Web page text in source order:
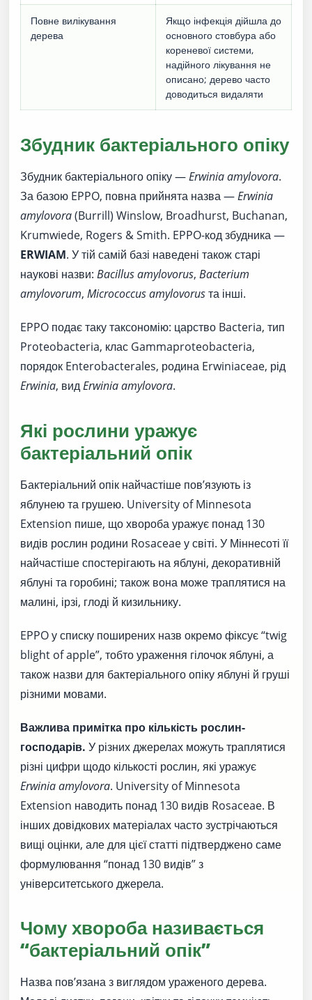
Повне вилікування
дерева
Якщо інфекція дійшла до
основного стовбура або
кореневої системи,
надійного лікування не
описано; дерево часто
доводиться видаляти
Збудник бактеріального опіку
Збудник бактеріального опіку —Erwinia amylovora.
За базою EPPO, повна прийнята назва —Erwinia
amylovora(Burrill) Winslow, Broadhurst, Buchanan,
Krumwiede, Rogers & Smith. EPPO-код збудника —
ERWIAM. У тій самій базі наведені також старі
наукові назви: Bacillus amylovorus, Bacterium
amylovorum, Micrococcus amylovorusта інші.
EPPO подає таку таксономію: царство Bacteria, тип
Proteobacteria, клас Gammaproteobacteria,
порядок Enterobacterales, родина Erwiniaceae, рід
Erwinia, видErwinia amylovora.
Які рослини уражує
бактеріальний опік
Бактеріальний опік найчастіше пов’язують із
яблунею та грушею. University of Minnesota
Extension пише, що хвороба уражує понад 130
видів рослин родини Rosaceae у світі. У Міннесоті її
найчастіше спостерігають на яблуні, декоративній
яблуні та горобині; також вона може траплятися на
малині, ірзі, глоді й кизильнику.
EPPO у списку поширених назв окремо фіксує “twig
blight of apple”, тобто ураження гілочок яблуні, а
також назви для бактеріального опіку яблуні й груші
різними мовами.
Важлива примітка про кількість рослин-
господарів. У різних джерелах можуть траплятися
різні цифри щодо кількості рослин, які уражує
Erwinia amylovora. University of Minnesota
Extension наводить понад 130 видів Rosaceae. В
інших довідкових матеріалах часто зустрічаються
вищі оцінки, але для цієї статті підтверджено саме
формулювання “понад 130 видів” з
університетського джерела.
Чому хвороба називається
“бактеріальний опік”
Назва пов’язана з виглядом ураженого дерева.